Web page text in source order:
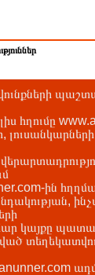
հղումը
ին
կայքը